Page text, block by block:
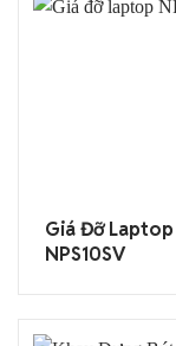
Giá Đỡ Laptop
NPS10SV